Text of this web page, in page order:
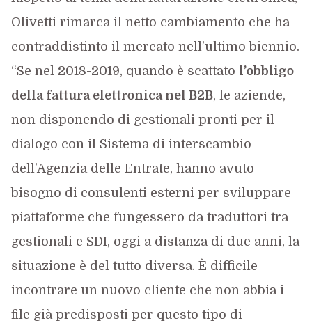
Olivetti rimarca il netto cambiamento che ha
contraddistinto il mercato nell’ultimo biennio.
“Se nel 2018-2019, quando è scattato l’obbligo
della fattura elettronica nel B2B, le aziende,
non disponendo di gestionali pronti per il
dialogo con il Sistema di interscambio
dell’Agenzia delle Entrate, hanno avuto
bisogno di consulenti esterni per sviluppare
piattaforme che fungessero da traduttori tra
gestionali e SDI, oggi a distanza di due anni, la
situazione è del tutto diversa. È difficile
incontrare un nuovo cliente che non abbia i
file già predisposti per questo tipo di